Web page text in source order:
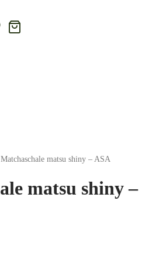
Matchaschale matsu shiny – ASA
matsu shiny –